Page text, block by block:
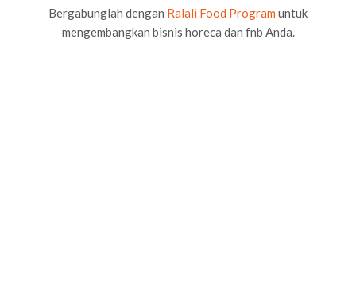
Bergabunglah dengan Ralali Food Program untuk
mengembangkan bisnis horeca dan fnb Anda.